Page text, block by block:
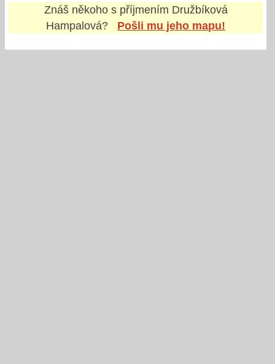
Znáš někoho s příjmením Družbíková
Hampalová? Pošli mu jeho mapu!